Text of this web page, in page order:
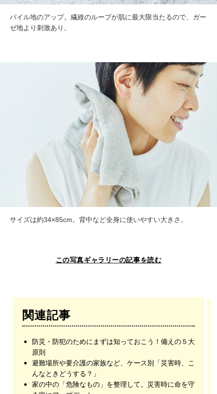
パイル地のアップ。繊維のループが肌に最大限当たるので、ガー
ゼ地より刺激あり。
サイズは約34×85cm。背中など全身に使いやすい大きさ。
この写真ギャラリーの記事を読む
関連記事
防災・防犯のためにまずは知っておこう！備えの５大
原則
避難場所や要介護の家族など、ケース別「災害時、こ
んなときどうする？」
家の中の「危険なもの」を整理して。災害時に命を守